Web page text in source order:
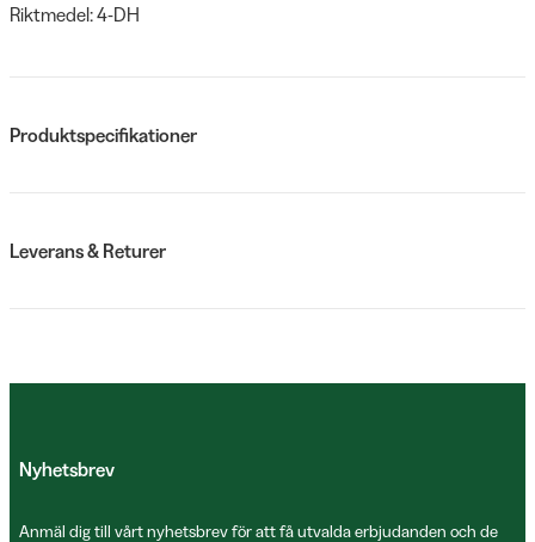
Riktmedel: 4-DH
Produktspecifikationer
Leverans & Returer
Nyhetsbrev
Anmäl dig till vårt nyhetsbrev för att få utvalda erbjudanden och de